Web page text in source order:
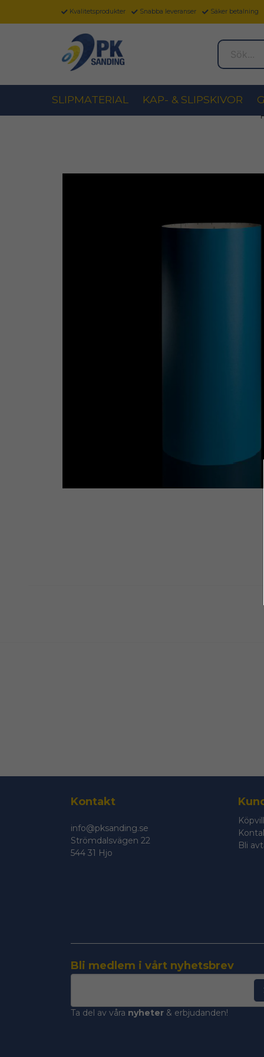
Kvalitetsprodukter Snabba leveranser Säker betalning
Sök...
SLIPMATERIAL KAP- & SLIPSKIVOR
Kontakt
info@pksanding.se
Strömdalsvägen 22
544 31 Hjo
Bli
Bli medlem i vårt nyhetsbrev
Ta del av våra nyheter & erbjudanden!